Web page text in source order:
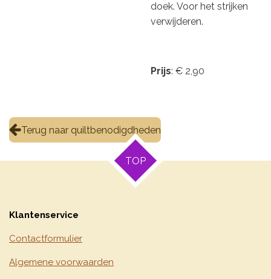
doek. Voor het strijken
verwijderen.
Prijs: € 2,90
Terug naar quiltbenodigdheden
TOP
Klantenservice
Contactformulier
Algemene voorwaarden